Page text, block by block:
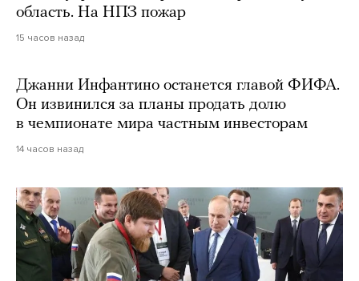
область. На НПЗ пожар
15 часов назад
Джанни Инфантино останется главой ФИФА.
Он извинился за планы продать долю
в чемпионате мира частным инвесторам
14 часов назад